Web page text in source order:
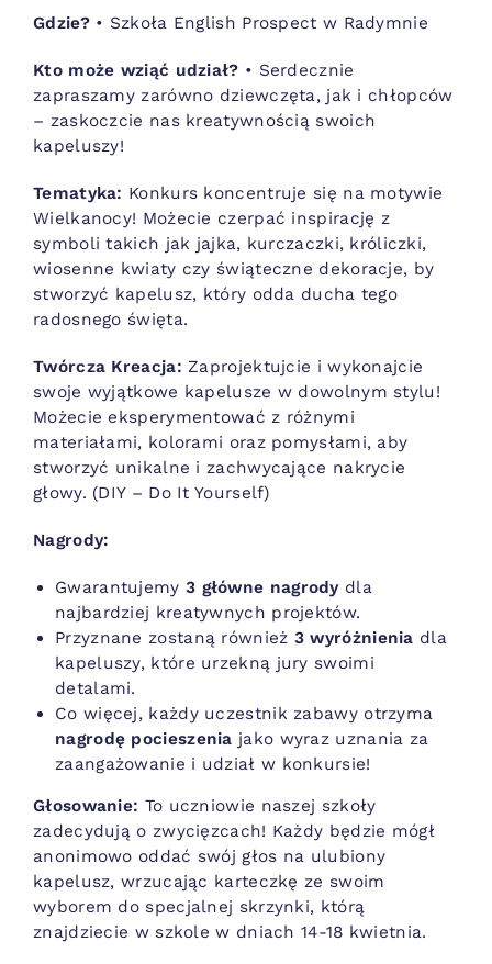
Gdzie?• Szkoła English Prospect w Radymnie
Kto może wziąć udział? • Serdecznie
zapraszamy zarówno dziewczęta, jak i chłopców
– zaskoczcie nas kreatywnością swoich
kapeluszy!
Tematyka: Konkurs koncentruje się na motywie
Wielkanocy! Możecie czerpać inspirację z
symboli takich jak jajka, kurczaczki, króliczki,
wiosenne kwiaty czy świąteczne dekoracje, by
stworzyć kapelusz, który odda ducha tego
radosnego święta.
Twórcza Kreacja: Zaprojektujcie i wykonajcie
swoje wyjątkowe kapelusze w dowolnym stylu!
Możecie eksperymentować z różnymi
materiałami, kolorami oraz pomysłami, aby
stworzyć unikalne i zachwycające nakrycie
głowy. (DIY – Do It Yourself)
Nagrody:
Gwarantujemy 3 główne nagrodydla
najbardziej kreatywnych projektów.
Przyznane zostaną również 3 wyróżnienia dla
kapeluszy, które urzekną jury swoimi
detalami.
Co więcej, każdy uczestnik zabawy otrzyma
nagrodę pocieszenia jako wyraz uznania za
zaangażowanie i udział w konkursie!
Głosowanie: To uczniowie naszej szkoły
zadecydują o zwycięzcach! Każdy będzie mógł
anonimowo oddać swój głos na ulubiony
kapelusz, wrzucając karteczkę ze swoim
wyborem do specjalnej skrzynki, którą
znajdziecie w szkole w dniach 14-18 kwietnia.